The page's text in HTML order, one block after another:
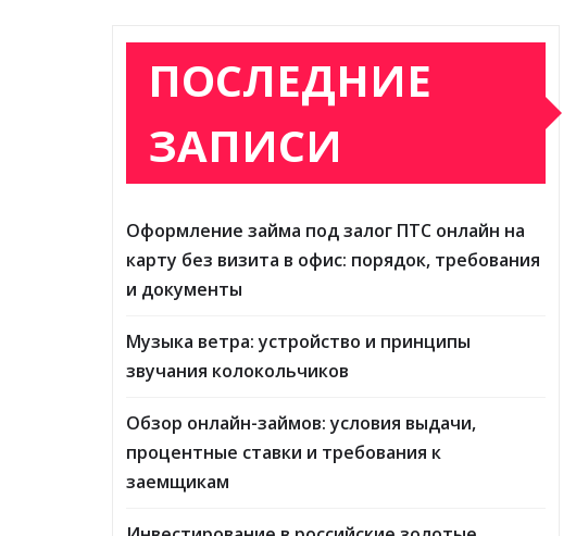
ПОСЛЕДНИЕ
ЗАПИСИ
Оформление займа под залог ПТС онлайн на
карту без визита в офис: порядок, требования
и документы
Музыка ветра: устройство и принципы
звучания колокольчиков
Обзор онлайн-займов: условия выдачи,
процентные ставки и требования к
заемщикам